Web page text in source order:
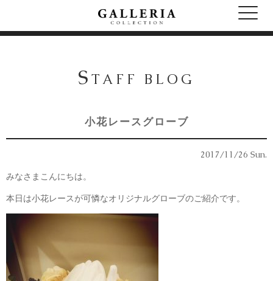
S TAFF BLOG
小花レースグローブ
2017/11/26 Sun.
みなさまこんにちは。
本日は小花レースが可憐なオリジナルグローブのご紹介です。